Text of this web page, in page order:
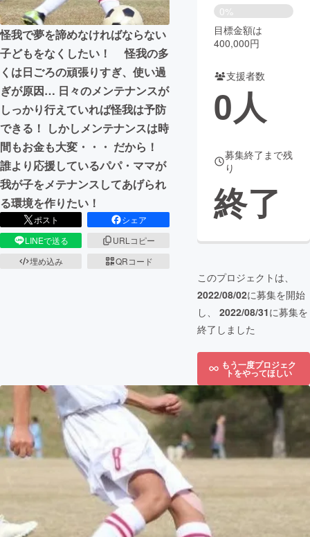
ビジネス・起業 チャレンジ
まちづくり・地域活性化
CAMPFIRE for Social Good
CAMPFIRE Creation
CAMPFIREふるさと納税machi-ya コミュニティ
怪我で夢を諦めなければならない
子どもをなくしたい！ 怪我の多
くは日ごろの頑張りすぎ、使い過
ぎが原因… 日々のメンテナンスが
しっかり行えていれば怪我は予防
できる！ しかしメンテナンスは時
間もお金も大変・・・ だから！
誰より応援しているパパ・ママが
我が子をメテナンスしてあげられ
る環境を作りたい！
ポスト
シェア
LINEで送る
URLコピー
埋め込み
QRコード
0%
目標金額は
400,000円
支援者数
0人
募集終了まで残
り
終了
このプロジェクトは、
2022/08/02に募集を開始
し、 2022/08/31に募集を
終了しました
もう一度プロジェク
トをやってほしい